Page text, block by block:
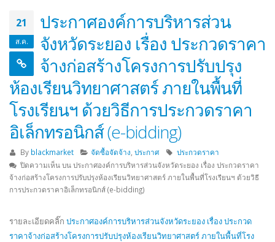
21
ส.ค.
ประกาศองค์การบริหารส่วน
จังหวัดระยอง เรื่อง ประกวดราคา
จ้างก่อสร้างโครงการปรับปรุง
ห้องเรียนวิทยาศาสตร์ ภายในพื้นที่
โรงเรียนฯ ด้วยวิธีการประกวดราคา
อิเล็กทรอนิกส์ (e-bidding)
By blackmarket จัดซื้อจัดจ้าง,ประกาศ
ประกวดราคา
ปิดความเห็นบน ประกาศองค์การบริหารส่วนจังหวัดระยอง เรื่อง ประกวดราคา
จ้างก่อสร้างโครงการปรับปรุงห้องเรียนวิทยาศาสตร์ ภายในพื้นที่โรงเรียนฯ ด้วยวิธี
การประกวดราคาอิเล็กทรอนิกส์ (e-bidding)
รายละเอียดคลิ๊ก ประกาศองค์การบริหารส่วนจังหวัดระยอง เรื่อง ประกวด
ราคาจ้างก่อสร้างโครงการปรับปรุงห้องเรียนวิทยาศาสตร์ ภายในพื้นที่โรง